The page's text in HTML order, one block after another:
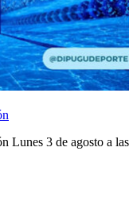
Lunes 3 de agosto a las